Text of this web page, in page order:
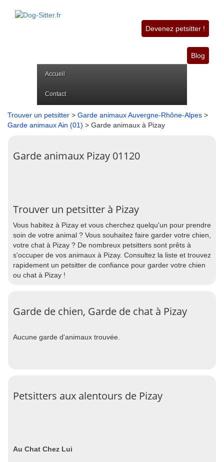
Devenez petsitter !
Blog
Accueil
Contact
Trouver un petsitter > Garde animaux Auvergne-Rhône-Alpes >
Garde animaux Ain (01) > Garde animaux à Pizay
Garde animaux Pizay 01120
Trouver un petsitter à Pizay
Vous habitez à Pizay et vous cherchez quelqu'un pour prendre
soin de votre animal ? Vous souhaitez faire garder votre chien,
votre chat à Pizay ? De nombreux petsitters sont prêts à
s'occuper de vos animaux à Pizay. Consultez la liste et trouvez
rapidement un petsitter de confiance pour garder votre chien
ou chat à Pizay !
Garde de chien, Garde de chat à Pizay
Aucune garde d'animaux trouvée.
Petsitters aux alentours de Pizay
Au Chat Chez Lui